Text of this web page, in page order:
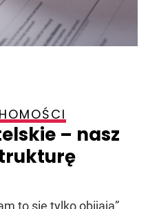
– nasz
to się tylko obijają”